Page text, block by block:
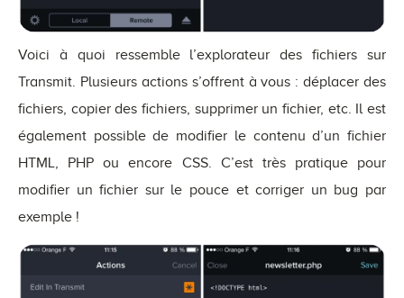
Voici à quoi ressemble l’explorateur des fichiers sur
Transmit. Plusieurs actions s’offrent à vous : déplacer des
fichiers, copier des fichiers, supprimer un fichier, etc. Il est
également possible de modifier le contenu d’un fichier
HTML, PHP ou encore CSS. C’est très pratique pour
modifier un fichier sur le pouce et corriger un bug par
exemple !